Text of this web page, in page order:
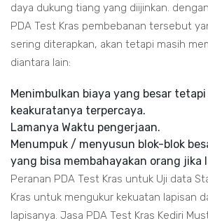
daya dukung tiang yang diijinkan.
PDA Test Kras pembebanan tersebut
sering diterapkan, akan tetapi masih
diantara lain:
Menimbulkan biaya yang besar
keakuratanya terpercaya.
Lamanya Waktu pengerjaan.
Menumpuk / menyusun blok-blok
yang bisa membahayakan orang jika
Peranan PDA Test Kras untuk Uji data
Kras untuk mengukur kekuatan lapisan
lapisanya. Jasa PDA Test Kras Kediri